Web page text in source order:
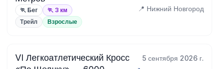
🏃 Бег 🏃 3 км 📍 Нижний Новгород
Трейл Взрослые
VI Легкоатлетический Кросс
5 сентября 2026 г.